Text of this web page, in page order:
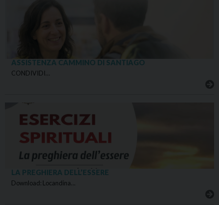
ASSISTENZA CAMMINO DI SANTIAGO
CONDIVIDI…
LA PREGHIERA DELL’ESSERE
Download: Locandina…